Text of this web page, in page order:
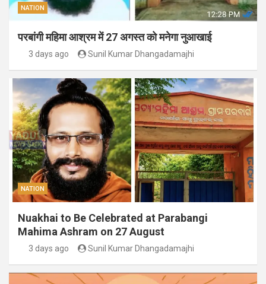
NATION
परबांगी महिमा आश्रम में 27 अगस्त को मनेगा नुआखाई
3 days ago Sunil Kumar Dhangadamajhi
NATION
Nuakhai to Be Celebrated at Parabangi
Mahima Ashram on 27 August
3 days ago Sunil Kumar Dhangadamajhi